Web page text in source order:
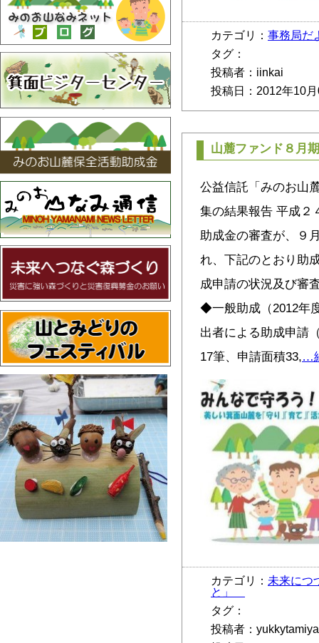
カテゴリ： 事務局だ
タグ：
投稿者：iinkai
投稿日：2012年10
山麓ファンド８月
公益信託「みのお山
集の結果報告 平成２
助成金の審査が、９
れ、下記のとおり助
成申請の状況及び審
◆一般助成（2012年
出者による助成申請
17筆、申請面積33,…
カテゴリ： 未来につ
と」
タグ：
投稿者：yukkytamiya